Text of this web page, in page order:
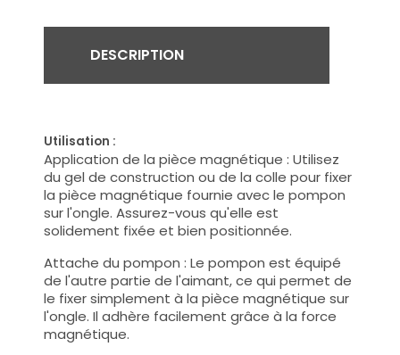
DESCRIPTION
Utilisation :
Application de la pièce magnétique : Utilisez
du gel de construction ou de la colle pour fixer
la pièce magnétique fournie avec le pompon
sur l'ongle. Assurez-vous qu'elle est
solidement fixée et bien positionnée.
Attache du pompon : Le pompon est équipé
de l'autre partie de l'aimant, ce qui permet de
le fixer simplement à la pièce magnétique sur
l'ongle. Il adhère facilement grâce à la force
magnétique.